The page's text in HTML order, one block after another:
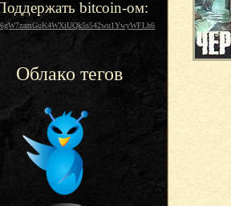
bitcoin-ом:
Облако тегов